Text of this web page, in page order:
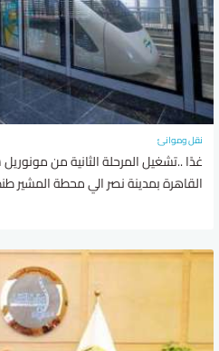
نقل وموانئ
غدًا ..تشغيل المرحلة الثانية من
القاهرة بمدينة نصر الي محطة المشير